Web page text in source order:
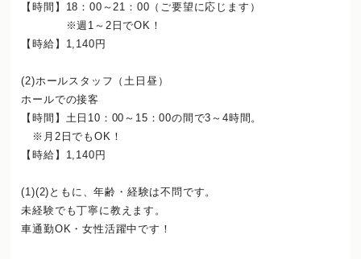
【時間】18：00～21：00（ご要望に応じます）
※週1～2日でOK！
【時給】1,140円
(2)ホールスタッフ（土日昼）
ホールでの接客
【時間】土日10：00～15：00の間で3～4時間。
※月2日でもOK！
【時給】1,140円
(1)(2)ともに、年齢・経験は不問です。
未経験でも丁寧に教えます。
車通勤OK・女性活躍中です！